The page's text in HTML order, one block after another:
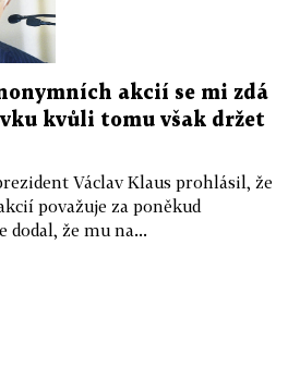
akcií se mi zdá
kvůli tomu však držet
Václav Klaus prohlásil, že
považuje za poněkud
dodal, že mu na...